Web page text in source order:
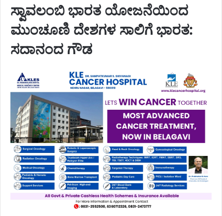
ಸ್ವಾವಲಂಬಿ ಭಾರತ ಯೋಜನೆಯಿಂದ
ಮುಂಚೂಣಿ ದೇಶಗಳ ಸಾಲಿಗೆ ಭಾರತ:
ಸದಾನಂದ ಗೌಡ